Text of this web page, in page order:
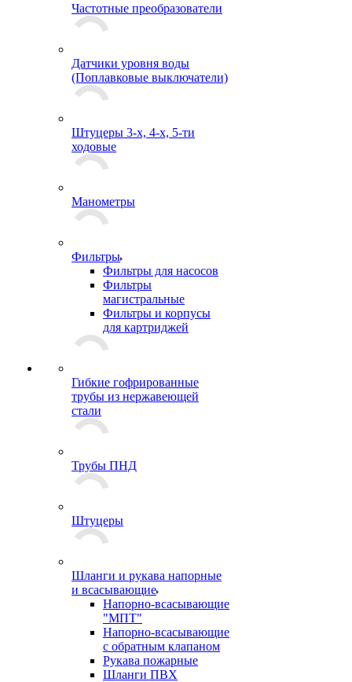
Частотные преобразователи
Датчики уровня воды
(Поплавковые выключатели)
Штуцеры 3-х, 4-х, 5-ти
ходовые
Манометры
Фильтры
Фильтры для насосов
Фильтры
магистральные
Фильтры и корпусы
для картриджей
Гибкие гофрированные
трубы из нержавеющей
стали
Трубы ПНД
Штуцеры
Шланги и рукава напорные
и всасывающие
Напорно-всасывающие
"МПТ"
Напорно-всасывающие
с обратным клапаном
Рукава пожарные
Шланги ПВХ